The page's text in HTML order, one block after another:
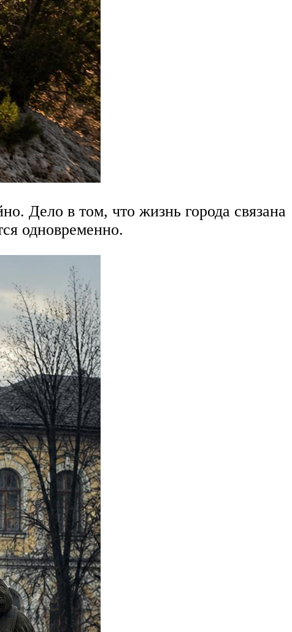
Дело в том, что жизнь города связана
одновременно.